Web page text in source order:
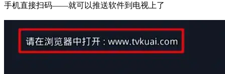
手机直接扫码——就可以推送软件到电视上了